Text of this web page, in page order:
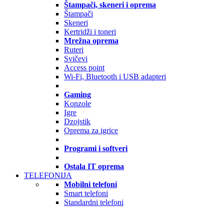
Štampači, skeneri i oprema
Štampači
Skeneri
Kertridži i toneri
Mrežna oprema
Ruteri
Svičevi
Access point
Wi-Fi, Bluetooth i USB adapteri
Gaming
Konzole
Igre
Dzojstik
Oprema za igrice
Programi i softveri
Ostala IT oprema
TELEFONIJA
Mobilni telefoni
Smart telefoni
Standardni telefoni